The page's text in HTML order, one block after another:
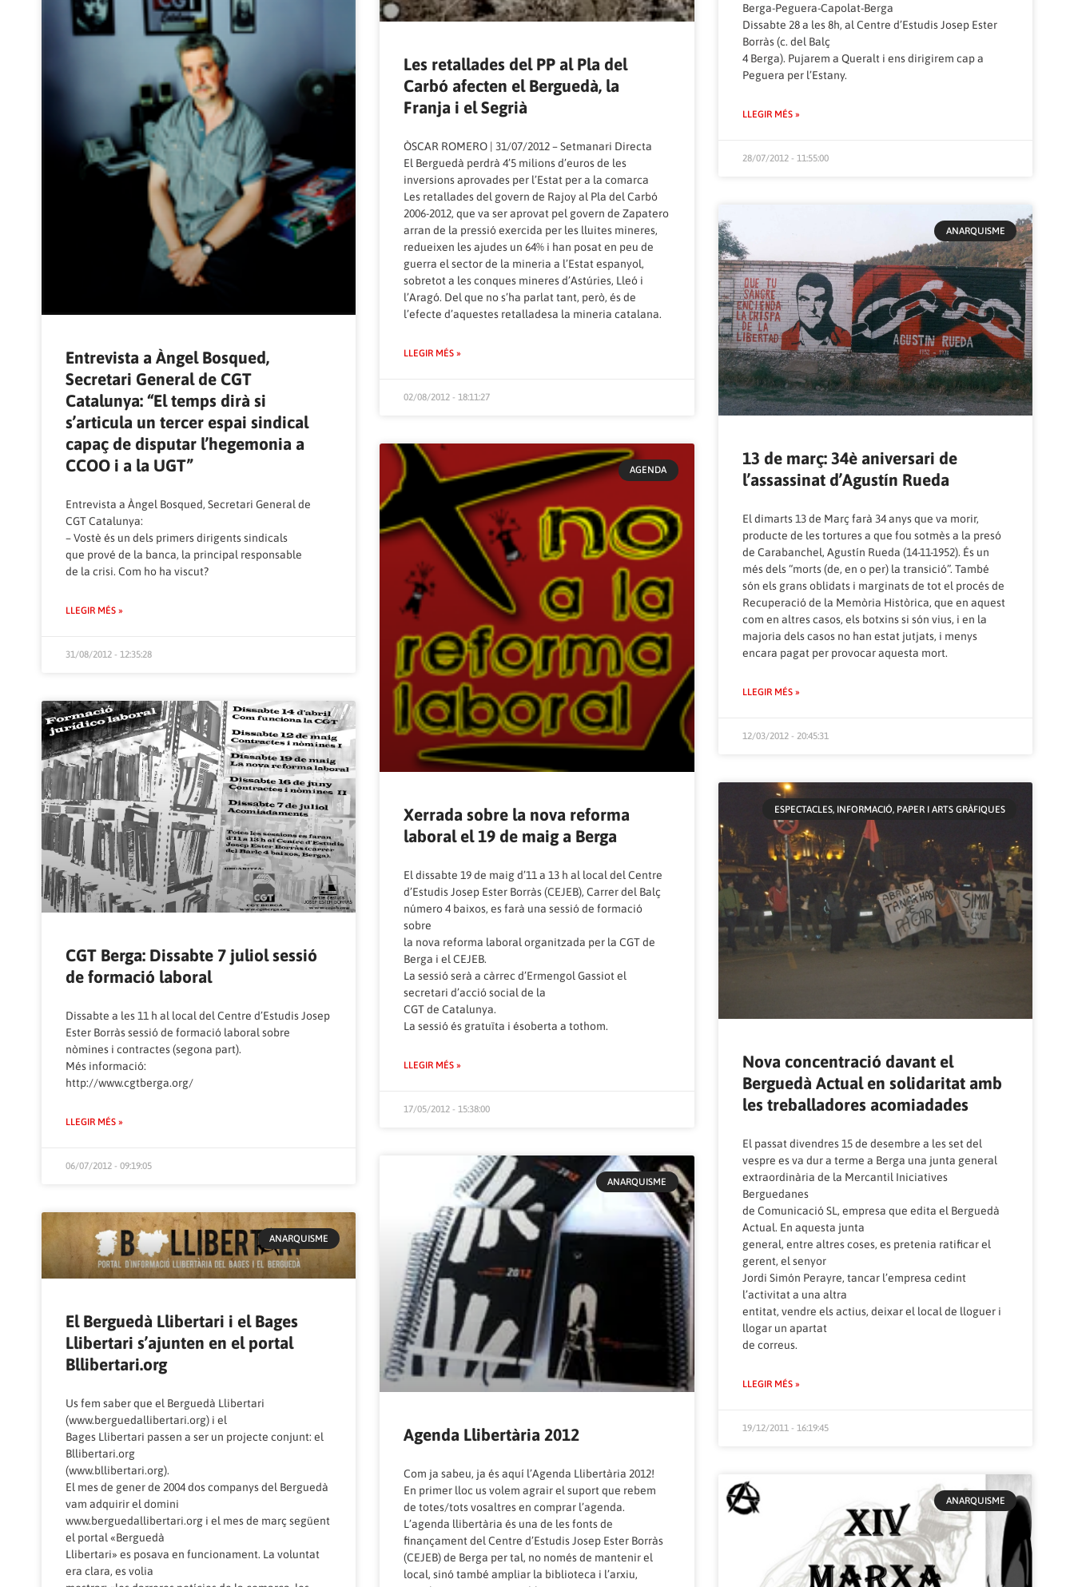
Entrevista a Àngel Bosqued,
Secretari General de CGT
Catalunya: “El temps dirà si
s’articula un tercer espai sindical
capaç de disputar l’hegemonia a
CCOO i a la UGT”
Entrevista a Àngel Bosqued, Secretari General de
CGT Catalunya:
– Vostè és un dels primers dirigents sindicals
que prové de la banca, la principal responsable
de la crisi. Com ho ha viscut?
LLEGIR MÉS »
31/08/2012 - 12:35:28
Les retallades del PP al Pla del
Carbó afecten el Berguedà, la
Franja i el Segrià
ÒSCAR ROMERO | 31/07/2012 – Setmanari Directa
El Berguedà perdrà 4’5 milions d’euros de les
inversions aprovades per l’Estat per a la comarca
Les retallades del govern de Rajoy al Pla del Carbó
2006-2012, que va ser aprovat pel govern de Zapatero
arran de la pressió exercida per les lluites mineres,
redueixen les ajudes un 64% i han posat en peu de
guerra el sector de la mineria a l’Estat espanyol,
sobretot a les conques mineres d’Astúries, Lleó i
l’Aragó. Del que no s’ha parlat tant, però, és de
l’efecte d’aquestes retalladesa la mineria catalana.
LLEGIR MÉS »
02/08/2012 - 18:11:27
Berga-Peguera-Capolat-Berga
Dissabte 28 a les 8h, al Centre d’Estudis Josep Ester
Borràs (c. del Balç
4 Berga). Pujarem a Queralt i ens dirigirem cap a
Peguera per l’Estany.
LLEGIR MÉS »
28/07/2012 - 11:55:00
CGT Berga: Dissabte 7 juliol sessió
de formació laboral
Dissabte a les 11 h al local del Centre d’Estudis Josep
Ester Borràs sessió de formació laboral sobre
nòmines i contractes (segona part).
Més informació:
http://www.cgtberga.org/
LLEGIR MÉS »
06/07/2012 - 09:19:05
AGENDA
Xerrada sobre la nova reforma
laboral el 19 de maig a Berga
El dissabte 19 de maig d’11 a 13 h al local del Centre
d’Estudis Josep Ester Borràs (CEJEB), Carrer del Balç
número 4 baixos, es farà una sessió de formació
sobre
la nova reforma laboral organitzada per la CGT de
Berga i el CEJEB.
La sessió serà a càrrec d’Ermengol Gassiot el
secretari d’acció social de la
CGT de Catalunya.
La sessió és gratuïta i ésoberta a tothom.
LLEGIR MÉS »
17/05/2012 - 15:38:00
ANARQUISME
13 de març: 34è aniversari de
l’assassinat d’Agustín Rueda
El dimarts 13 de Març farà 34 anys que va morir,
producte de les tortures a que fou sotmès a la presó
de Carabanchel, Agustín Rueda (14-11-1952). És un
més dels “morts (de, en o per) la transició”. També
són els grans oblidats i marginats de tot el procés de
Recuperació de la Memòria Històrica, que en aquest
com en altres casos, els botxins si són vius, i en la
majoria dels casos no han estat jutjats, i menys
encara pagat per provocar aquesta mort.
LLEGIR MÉS »
12/03/2012 - 20:45:31
ANARQUISME
El Berguedà Llibertari i el Bages
Llibertari s’ajunten en el portal
Bllibertari.org
Us fem saber que el Berguedà Llibertari
(www.berguedallibertari.org) i el
Bages Llibertari passen a ser un projecte conjunt: el
Bllibertari.org
(www.bllibertari.org).
El mes de gener de 2004 dos companys del Berguedà
vam adquirir el domini
www.berguedallibertari.org i el mes de març següent
el portal «Berguedà
Llibertari» es posava en funcionament. La voluntat
era clara, es volia
ANARQUISME
Agenda Llibertària 2012
Com ja sabeu, ja és aquí l’Agenda Llibertària 2012!
En primer lloc us volem agrair el suport que rebem
de totes/tots vosaltres en comprar l’agenda.
L’agenda llibertària és una de les fonts de
finançament del Centre d’Estudis Josep Ester Borràs
(CEJEB) de Berga per tal, no només de mantenir el
local, sinó també ampliar la biblioteca i l’arxiu,
ESPECTACLES, INFORMACIÓ, PAPER I ARTS GRÀFIQUES
Nova concentració davant el
Berguedà Actual en solidaritat amb
les treballadores acomiadades
El passat divendres 15 de desembre a les set del
vespre es va dur a terme a Berga una junta general
extraordinària de la Mercantil Iniciatives
Berguedanes
de Comunicació SL, empresa que edita el Berguedà
Actual. En aquesta junta
general, entre altres coses, es pretenia ratificar el
gerent, el senyor
Jordi Simón Perayre, tancar l’empresa cedint
l’activitat a una altra
entitat, vendre els actius, deixar el local de lloguer i
llogar un apartat
de correus.
LLEGIR MÉS »
19/12/2011 - 16:19:45
ANARQUISME